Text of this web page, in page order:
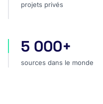
projets privés
sources dans le monde
5 000+
sources dans le monde